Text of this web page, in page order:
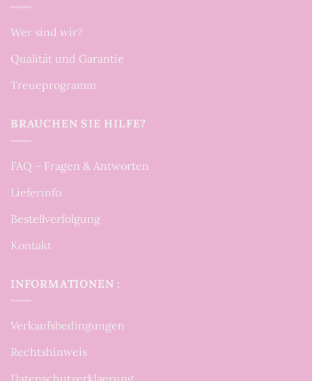
Wer sind wir?
Qualität und Garantie
Treueprogramm
BRAUCHEN SIE HILFE?
FAQ – Fragen & Antworten
Lieferinfo
Bestellverfolgung
Kontakt
INFORMATIONEN :
Verkaufsbedingungen
Rechtshinweis